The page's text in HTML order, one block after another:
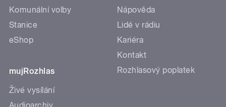
Komunální volby
Stanice
eShop
mujRozhlas
Živé vysílání
Nápověda
Lidé v rádiu
Kariéra
Kontakt
Rozhlasový poplatek